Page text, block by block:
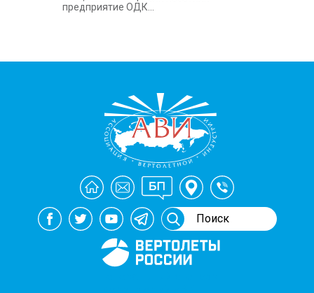
предприятие ОДК...